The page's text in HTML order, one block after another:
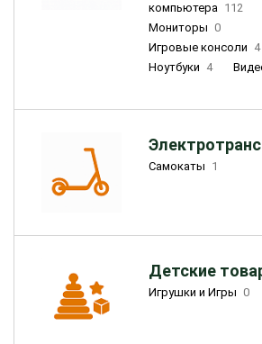
компьютера 112
Мониторы 0
Игровые консоли 4
Ноутбуки 4
Самокаты 1
Детские
Игрушки и Игры 0